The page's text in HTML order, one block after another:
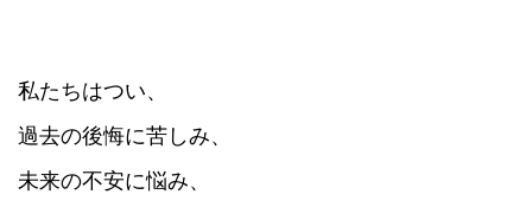
私たちはつい、
過去の後悔に苦しみ、
未来の不安に悩み、